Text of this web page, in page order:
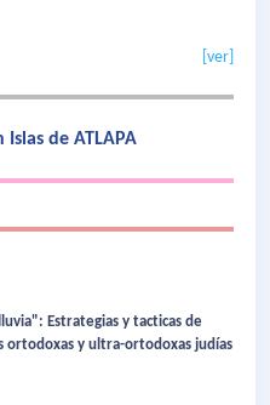
[ver]
de ATLAPA
Estrategias y tacticas de
ortodoxas y ultra-ortodoxas judías